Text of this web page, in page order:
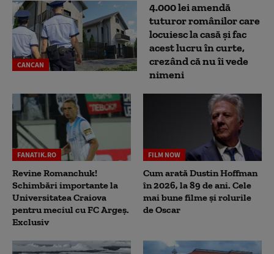
CANCAN
4.000 lei amendă
tuturor românilor care
locuiesc la casă și fac
acest lucru în curte,
crezând că nu îi vede
nimeni
FANATIK.RO
Revine Romanchuk!
Schimbări importante la
Universitatea Craiova
pentru meciul cu FC Argeş.
Exclusiv
FILM NOW
Cum arată Dustin Hoffman
în 2026, la 89 de ani. Cele
mai bune filme și rolurile
de Oscar